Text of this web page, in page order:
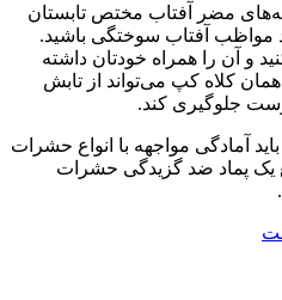
مضر آفتاب مختص تابستان
مواظب آفتاب سوختگی باشید.
و آن را همراه خودتان داشته
همان کلاه کپ می‌تواند از تابش
جلوگیری کند.
آمادگی مواجهه با انواع حشرات
یک پماد ضد گزیدگی حشرات